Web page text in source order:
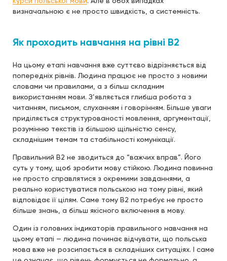
визначальною є не просто швидкість, а системність.
Як проходить навчання на рівні B2
На цьому етапі навчання вже суттєво відрізняється від
попередніх рівнів. Людина працює не просто з новими
словами чи правилами, а з більш складним
використанням мови. З’являється глибша робота з
читанням, письмом, слуханням і говорінням. Більше уваги
приділяється структурованості мовлення, аргументації,
розумінню текстів із більшою щільністю сенсу,
складнішим темам та стабільності комунікації.
Правильний B2 не зводиться до “важчих вправ”. Його
суть у тому, щоб зробити мову стійкою. Людина повинна
не просто справлятися з окремими завданнями, а
реально користуватися польською на тому рівні, який
відповідає її цілям. Саме тому B2 потребує не просто
більше знань, а більш якісного включення в мову.
Один із головних індикаторів правильного навчання на
цьому етапі — людина починає відчувати, що польська
мова вже не розсипається в складніших ситуаціях. І саме